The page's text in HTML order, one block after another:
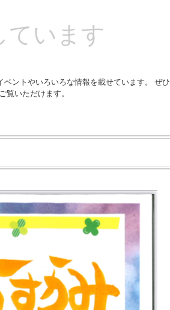
ています
ントやいろいろな情報を載せています。 ぜひ
いただけます。